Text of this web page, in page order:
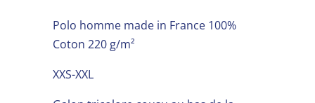
Polo homme made in France 100%
Coton 220 g/m²
XXS-XXL